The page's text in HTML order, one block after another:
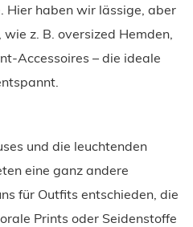
Hier haben wir lässige, aber
z. B. oversized Hemden,
Accessoires – die ideale
und die leuchtenden
eine ganz andere
für Outfits entschieden, die
Prints oder Seidenstoffe